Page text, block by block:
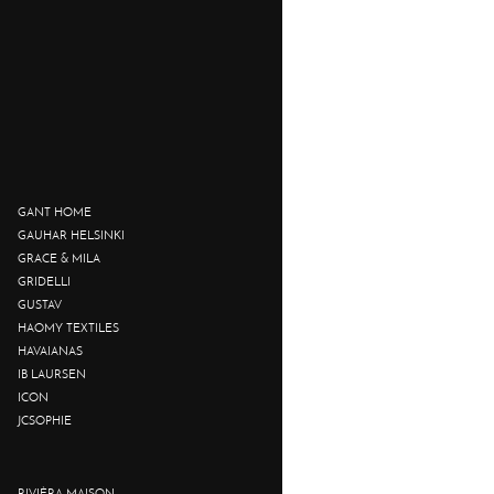
GANT HOME
GAUHAR HELSINKI
GRACE & MILA
GRIDELLI
GUSTAV
HAOMY TEXTILES
HAVAIANAS
IB LAURSEN
ICON
JCSOPHIE